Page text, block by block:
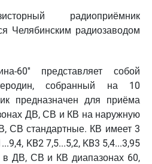
радиоприёмник
Челябинским радиозаводом
60'' представляет собой
собранный на 10
предназначен для приёма
ДВ, СВ и КВ на наружную
СВ стандартные. КВ имеет 3
KB2 7,5...5,2, KB3 5,4...3,95
в ДВ, СВ и КВ диапазонах 60,